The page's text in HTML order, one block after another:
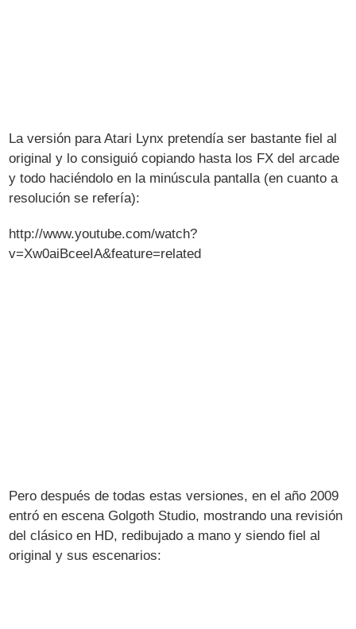
La versión para Atari Lynx pretendía ser bastante fiel al
original y lo consiguió copiando hasta los FX del arcade
y todo haciéndolo en la minúscula pantalla (en cuanto a
resolución se refería):
http://www.youtube.com/watch?
v=Xw0aiBceeIA&feature=related
Pero después de todas estas versiones, en el año 2009
entró en escena Golgoth Studio, mostrando una revisión
del clásico en HD, redibujado a mano y siendo fiel al
original y sus escenarios: